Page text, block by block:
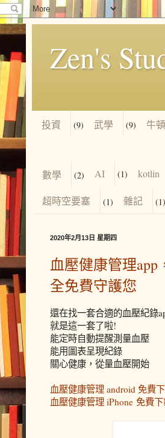
Zen's
投資 (9) 武學 (9) 牛
數學 (2) AI (1) kotlin
超時空要塞 (1) 雜記 (1)
2020年2月13日 星期四
血壓健康管理
全免費守護您
還在找一套合適的血壓紀錄
就是這一套了啦!
能定時自動提醒測量血壓
能用圖表呈現紀錄
關心健康，從量血壓開始
血壓健康管理 android 免費
血壓健康管理 iPhone 免費